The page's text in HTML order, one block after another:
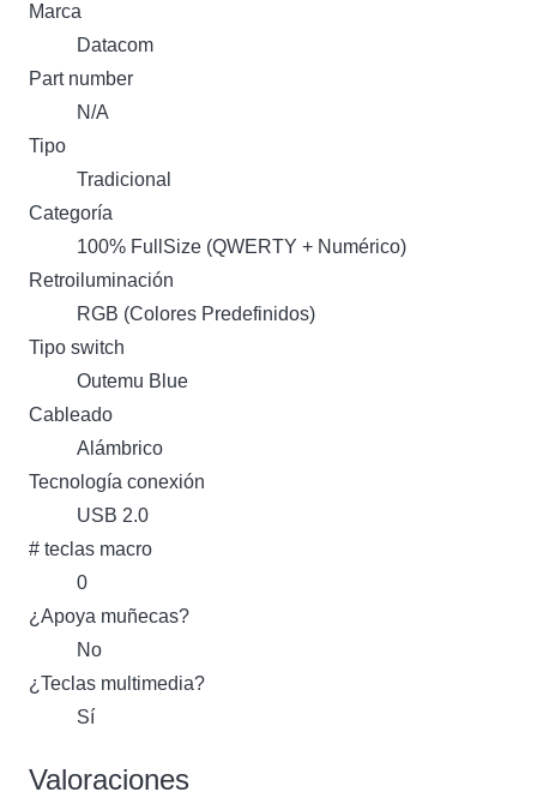
Marca
Datacom
Part number
N/A
Tipo
Tradicional
Categoría
100% FullSize (QWERTY + Numérico)
Retroiluminación
RGB (Colores Predefinidos)
Tipo switch
Outemu Blue
Cableado
Alámbrico
Tecnología conexión
USB 2.0
# teclas macro
0
¿Apoya muñecas?
No
¿Teclas multimedia?
Sí
Valoraciones